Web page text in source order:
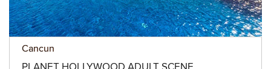
Cancun